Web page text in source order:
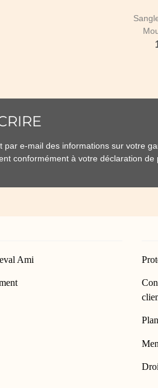
par e-mail des informations sur votre
conformément à votre déclaration de
Ami